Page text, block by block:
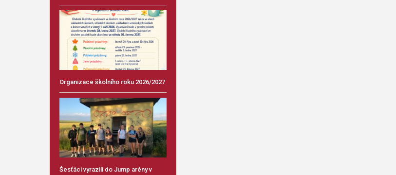
Organizace školního roku 2026/2027
Šesťáci vyrazili do Jump arény v